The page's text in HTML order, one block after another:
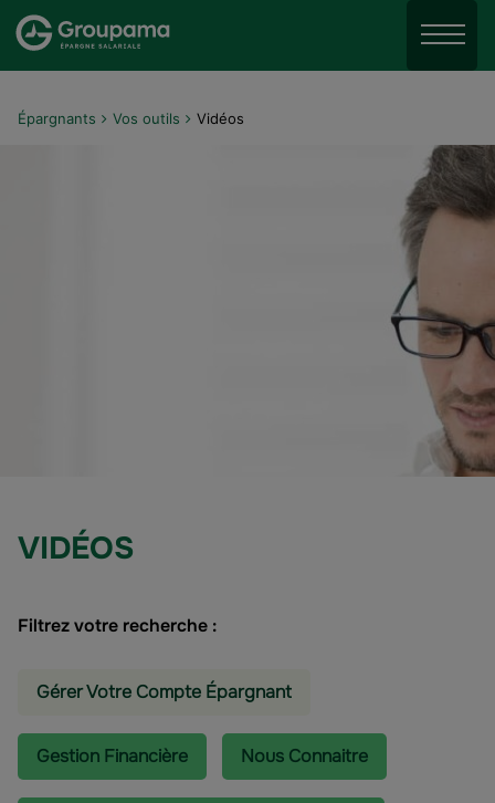
Aller au menu
Aller au contenu
Menu
Épargnants Vos outils Vidéos
VIDÉOS
Filtrez votre recherche :
Gérer Votre Compte Épargnant
Gestion Financière Nous Connaitre